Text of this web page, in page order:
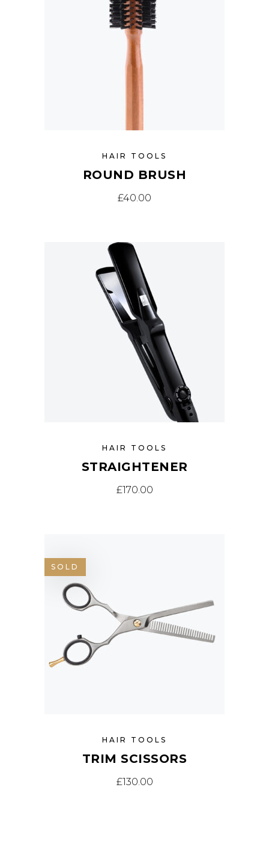
HAIR TOOLS
ROUND BRUSH
£40.00
HAIR TOOLS
STRAIGHTENER
£170.00
SOLD
HAIR TOOLS
TRIM SCISSORS
£130.00